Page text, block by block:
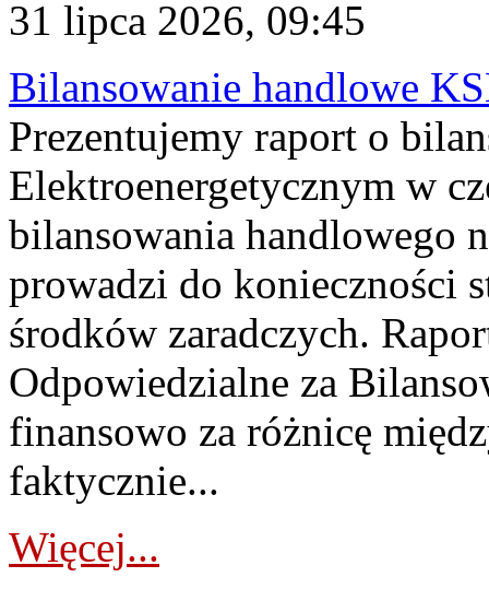
31 lipca 2026, 09:45
Bilansowanie handlowe
Prezentujemy raport o
Elektroenergetycznym w
bilansowania handlowego
prowadzi do konieczności
środków zaradczych.
Odpowiedzialne za
finansowo za różnicę
faktycznie...
Więcej...